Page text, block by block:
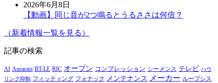
2026年6月8日
【動画】同じ音が2つ鳴るとうるささは何倍？
（新着情報一覧を見る）
記事の検索
AI Auracast BT-LE RIC オープン コンプレッション シーメンス テレビ ハウ
リング抑制
フィッティング フォナック メンテナンス メーカー ループシス